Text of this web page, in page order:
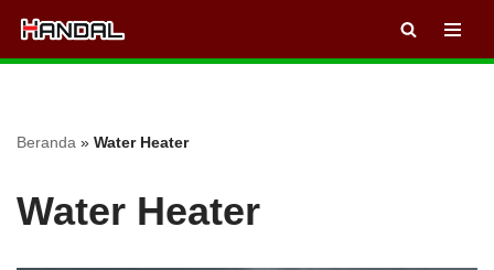
Lompat
Beranda » Water Heater
Water Heater